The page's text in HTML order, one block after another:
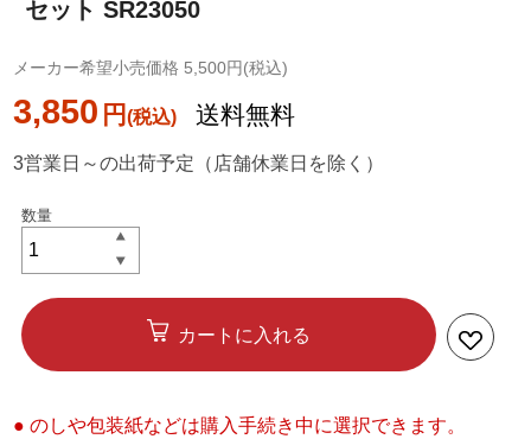
セット SR23050
メーカー希望小売価格 5,500円(税込)
3,850 円 送料無料
3営業日～の出荷予定（店舗休業日を除く）
カートに入れる
● のしや包装紙などは購入手続き中に選択できます。